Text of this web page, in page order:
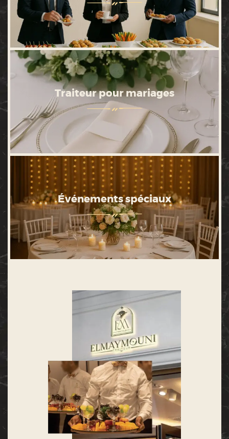
Traiteur pour mariages
Événements spéciaux